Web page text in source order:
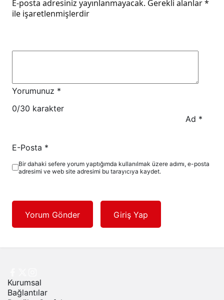
E-posta adresiniz yayınlanmayacak. Gerekli alanlar*
ile işaretlenmişlerdir
Yorumunuz *
0/30 karakter
Ad *
E-Posta *
Bir dahaki sefere yorum yaptığımda kullanılmak üzere adımı, e-posta
adresimi ve web site adresimi bu tarayıcıya kaydet.
Yorum Gönder Giriş Yap
Kurumsal
Bağlantılar